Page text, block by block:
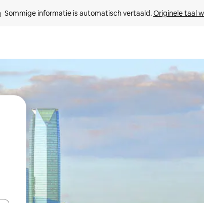
Sommige informatie is automatisch vertaald. Originele taal